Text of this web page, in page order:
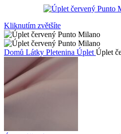
Kliknutím zvětšíte
Domů Látky Pletenina Úplet Úplet